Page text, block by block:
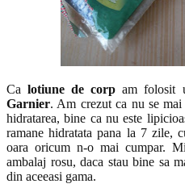
Calotiune de corp am folosit
Garnier. Am crezut ca nu se
hidratarea, bine ca nu este
ramane hidratata pana la 7 zile,
oara oricum n-o mai cumpar.
ambalaj rosu, daca stau bine sa
din aceeasi gama.